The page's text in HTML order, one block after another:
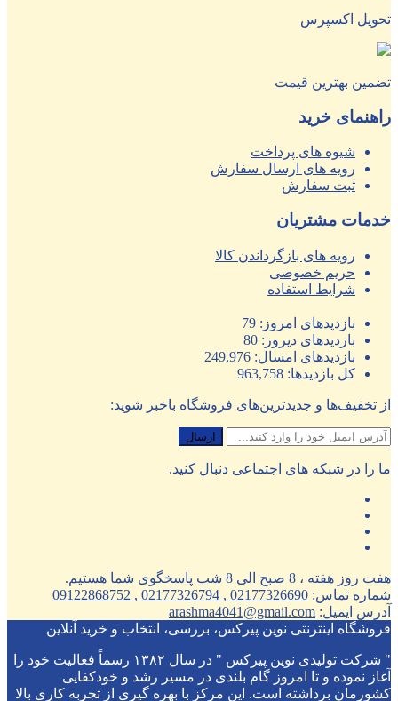
تحویل اکسپرس
تضمین بهترین قیمت
راهنمای خرید
شیوه های پرداخت
رویه های ارسال سفارش
ثبت سفارش
خدمات مشتریان
رویه های بازگرداندن کالا
حریم خصوصی
شرایط استفاده
بازدیدهای امروز: 79
بازدیدهای دیروز: 80
بازدیدهای امسال: 249,976
کل بازدیدها: 963,758
از تخفیف‌ها و جدیدترین‌های فروشگاه باخبر شوید:
ما را در شبکه های اجتماعی دنبال کنید.
هفت روز هفته ، 8 صبح الی 8 شب پاسخگوی شما هستیم.
شماره تماس: 02177326690 , 02177326794 , 09122868752
آدرس ایمیل: arashma4041@gmail.com
فروشگاه اینترنتی نوین پیرکس، بررسی، انتخاب و خرید آنلاین
" شرکت تولیدی نوین پیرکس " در سال ۱۳۸۲ رسماً فعالیت خود را
آغاز نموده و تا امروز گام بلندی در مسیر رشد و خودکفایی
کشورمان برداشته است. این مرکز با بهره گیری از تجربه کاری بالا